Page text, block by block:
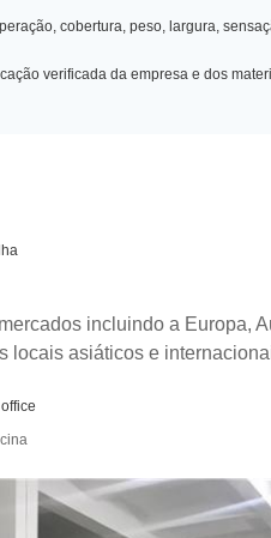
cobertura, peso, largura,
verificada da empresa e dos
incluindo a Europa,
locais asiáticos e